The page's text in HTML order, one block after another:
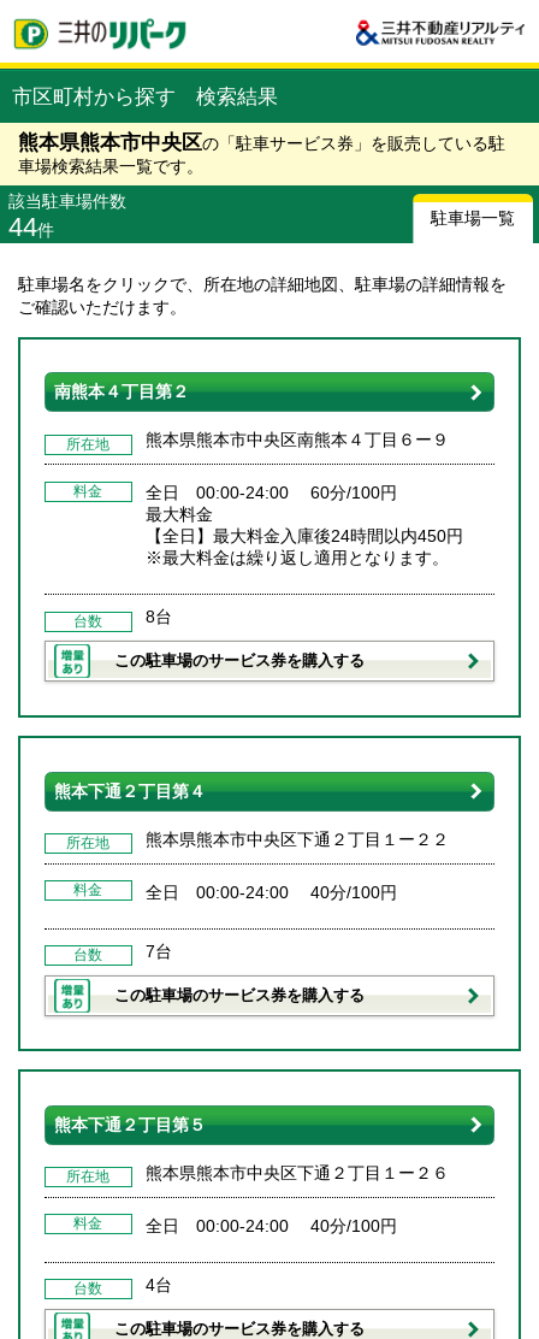
市区町村から探す 検索結果
熊本県熊本市中央区の「駐車サービス券」を販売している駐
車場検索結果一覧です。
該当駐車場件数
44件
駐車場一覧
駐車場名をクリックで、所在地の詳細地図、駐車場の詳細情報を
ご確認いただけます。
南熊本４丁目第２
所在地 熊本県熊本市中央区南熊本４丁目６ー９
料金
全日 00:00-24:00 60分/100円
最大料金
【全日】最大料金入庫後24時間以内450円
※最大料金は繰り返し適用となります。
台数 8台
この駐車場のサービス券を購入する
熊本下通２丁目第４
所在地 熊本県熊本市中央区下通２丁目１ー２２
料金 全日 00:00-24:00 40分/100円
台数 7台
この駐車場のサービス券を購入する
熊本下通２丁目第５
所在地 熊本県熊本市中央区下通２丁目１ー２６
料金 全日 00:00-24:00 40分/100円
台数 4台
この駐車場のサービス券を購入する